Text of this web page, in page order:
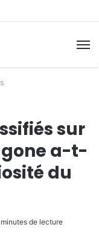
sur
a-t-
du
de lecture